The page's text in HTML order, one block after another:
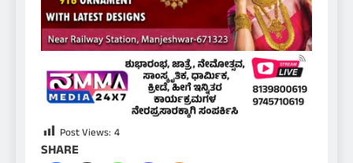
Post Views: 4
SHARE